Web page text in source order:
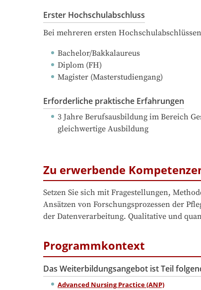
Erster Hochschulabschluss
Bei mehreren ersten
Bachelor/Bakkalaureus
Diplom (FH)
Magister (Masterstudiengang)
Erforderliche praktische Erfahrungen
3 Jahre Berufsausbildung im Bereich
gleichwertige Ausbildung
Zu erwerbende
Setzen Sie sich mit Fragestellungen,
Ansätzen von Forschungsprozessen der
der Datenverarbeitung. Qualitative und
Programmkontext
Das Weiterbildungsangebot ist Teil
Advanced Nursing Practice (ANP)